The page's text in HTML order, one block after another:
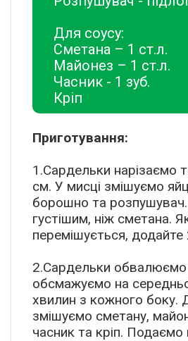
Для соусу:
Сметана – 1 ст.л.
Майонез – 1 ст.л.
Часник - 1 зуб.
Кріп
Приготування:
1.Сардельки нарізаємо
см. У мисці змішуємо
борошно та
густішим, ніж сметана.
перемішується,
2.Сардельки обвалюємо
обсмажуємо на
хвилин з кожного боку.
змішуємо сметану,
часник та кріп.